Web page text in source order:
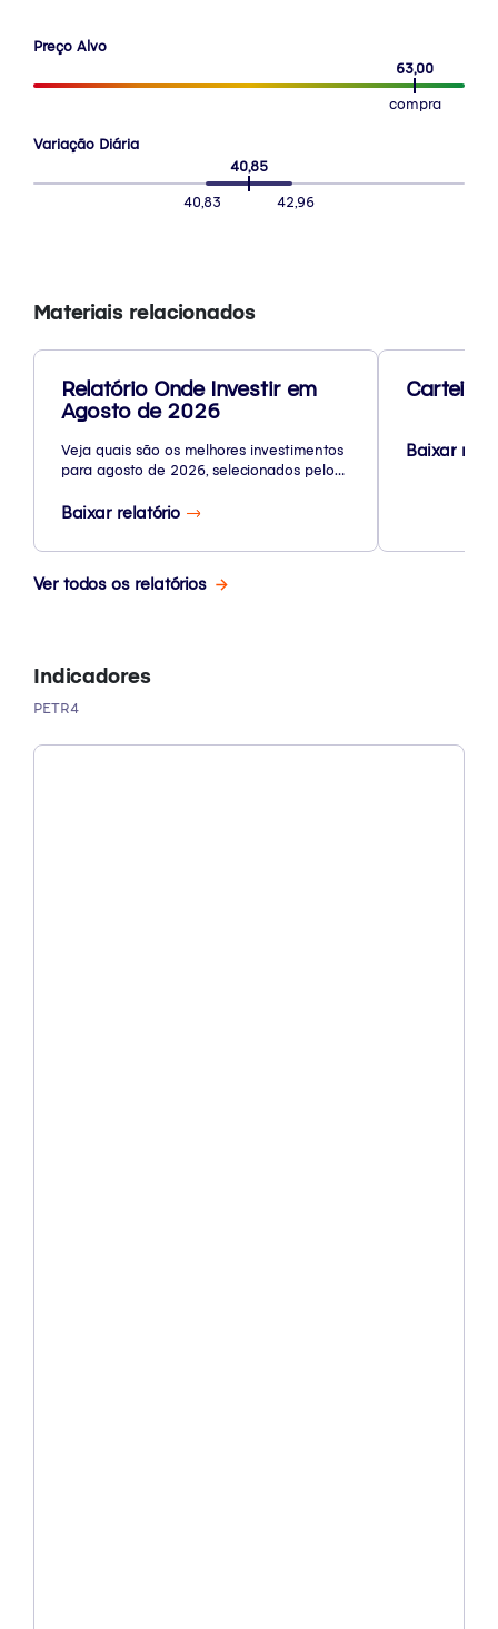
Preço Alvo
63,00
compra
Variação Diária
40,85
40,83
42,96
Materiais relacionados
Relatório Onde Investir em
Agosto de 2026
Veja quais são os melhores investimentos
para agosto de 2026, selecionados pelo
Baixar relatório
Carteira
Baixar
Ver todos os relatórios
Indicadores
PETR4